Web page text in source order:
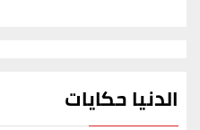
الدنيا حكايات